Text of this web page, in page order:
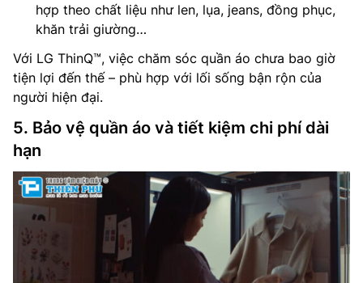
hợp theo chất liệu như len, lụa, jeans, đồng phục,
khăn trải giường…
Với LG ThinQ™, việc chăm sóc quần áo chưa bao giờ
tiện lợi đến thế – phù hợp với lối sống bận rộn của
người hiện đại.
5. Bảo vệ quần áo và tiết kiệm chi phí dài
hạn